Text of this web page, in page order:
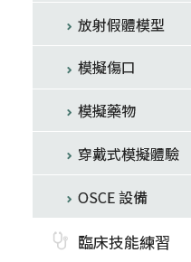
放射假體模型
模擬傷口
模擬藥物
穿戴式模擬體驗
OSCE 設備
臨床技能練習